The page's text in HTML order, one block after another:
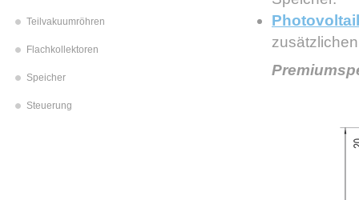
Teilvakuumröhren
Flachkollektoren
Speicher
Steuerung